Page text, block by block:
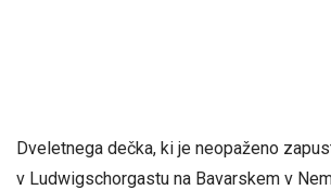
Dveletnega dečka, ki je neopaženo
v Ludwigschorgastu na Bavarskem v